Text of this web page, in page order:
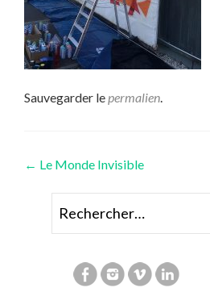
Sauvegarder lepermalien.
Navigation
des
articles
← Le Monde Invisible